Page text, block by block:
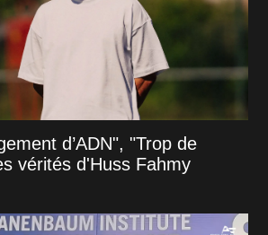
d’ADN", "Trop de
vérités d'Huss Fahmy